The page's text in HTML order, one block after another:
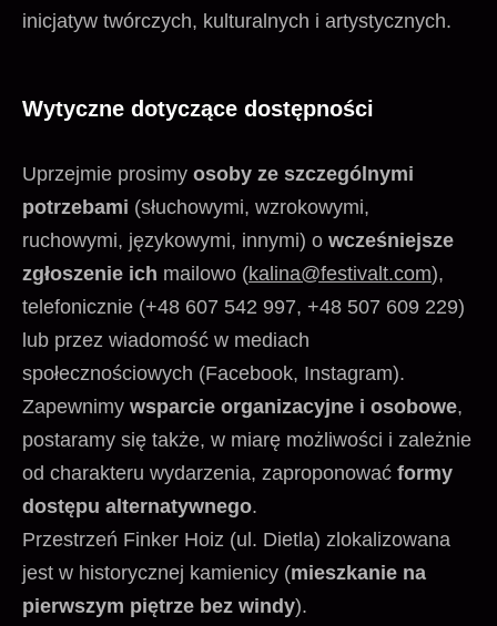
inicjatyw twórczych, kulturalnych i artystycznych.
Wytyczne dotyczące dostępności
Uprzejmie prosimy osoby ze szczególnymi
potrzebami (słuchowymi, wzrokowymi,
ruchowymi, językowymi, innymi) o wcześniejsze
zgłoszenie ich mailowo (kalina@festivalt.com),
telefonicznie (+48 607 542 997, +48 507 609 229)
lub przez wiadomość w mediach
społecznościowych (Facebook, Instagram).
Zapewnimy wsparcie organizacyjne i osobowe,
postaramy się także, w miarę możliwości i zależnie
od charakteru wydarzenia, zaproponować formy
dostępu alternatywnego.
Przestrzeń Finker Hoiz (ul. Dietla) zlokalizowana
jest w historycznej kamienicy (mieszkanie na
pierwszym piętrze bez windy).